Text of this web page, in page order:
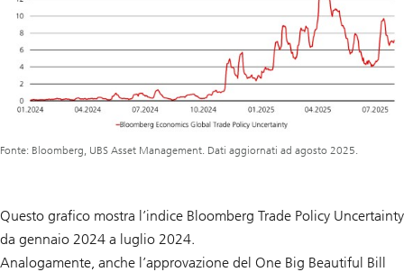
Fonte: Bloomberg, UBS Asset Management. Dati aggiornati ad agosto 2025.
Questo grafico mostra l’indice Bloomberg Trade Policy Uncertainty
da gennaio 2024 a luglio 2024.
Analogamente, anche l’approvazione del One Big Beautiful Bill